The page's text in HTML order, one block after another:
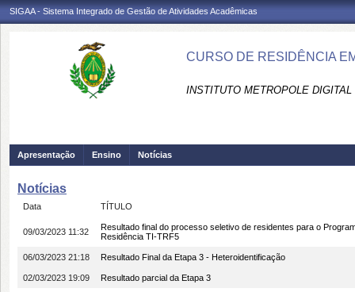
SIGAA - Sistema Integrado de Gestão de Atividades Acadêmicas
CURSO DE RESIDÊNCIA
INSTITUTO METROPOLE DIGITAL
Apresentação Ensino Notícias
Notícias
Data TÍTULO
09/03/2023 11:32
Resultado final do processo seletivo de residentes para o
Residência TI-TRF5
06/03/2023 21:18 Resultado Final da Etapa 3 - Heteroidentificação
02/03/2023 19:09 Resultado parcial da Etapa 3